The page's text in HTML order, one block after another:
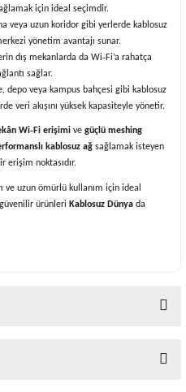
için ideal seçimdir.
veya uzun koridor gibi yerlerde kablosuz
yönetim avantajı sunar.
dış mekanlarda da Wi‑Fi’a rahatça
sağlar.
depo veya kampus bahçesi gibi kablosuz
veri akışını yüksek kapasiteyle yönetir.
Wi‑Fi erişimi ve güçlü meshing
kablosuz ağ sağlamak isteyen
erişim noktasıdır.
ve uzun ömürlü kullanım için ideal
ürünleri Kablosuz Dünya da